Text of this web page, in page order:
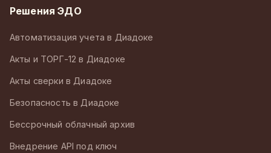
Решения ЭДО
Автоматизация учета в Диадоке
Акты и ТОРГ-12 в Диадоке
Акты сверки в Диадоке
Безопасность в Диадоке
Бессрочный облачный архив
Внедрение API под ключ